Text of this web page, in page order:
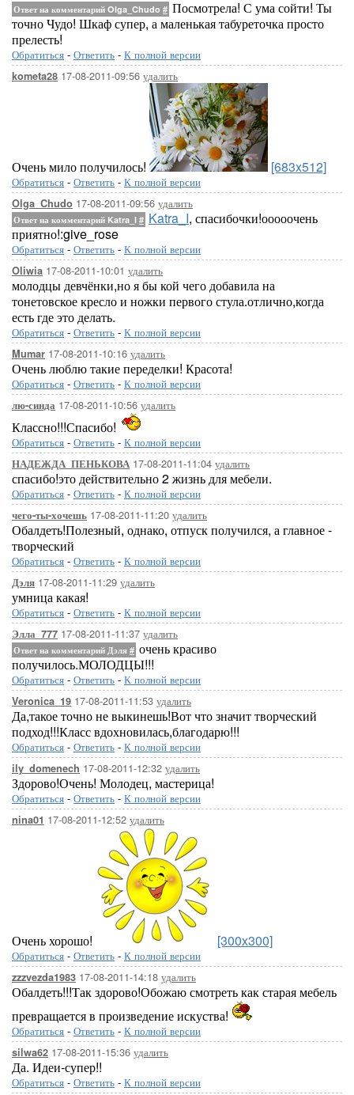
Ответ на комментарий Olga_Chudo # Посмотрела! С ума сойти! Ты
точно Чудо! Шкаф супер, а маленькая табуреточка просто
прелесть!
Обратиться - Ответить - К полной версии
kometa28 17-08-2011-09:56 удалить
Очень мило получилось! [683x512]
Обратиться - Ответить - К полной версии
Olga_Chudo 17-08-2011-09:56 удалить
Ответ на комментарий Katra_I # Katra_I, спасибочки!ооооочень
приятно!:give_rose
Обратиться - Ответить - К полной версии
Oliwia 17-08-2011-10:01 удалить
молодцы девчёнки,но я бы кой чего добавила на
тонетовское кресло и ножки первого стула.отлично,когда
есть где это делать.
Обратиться - Ответить - К полной версии
Mumar 17-08-2011-10:16 удалить
Очень люблю такие переделки! Красота!
Обратиться - Ответить - К полной версии
лю-синда 17-08-2011-10:56 удалить
Классно!!!Спасибо!
Обратиться - Ответить - К полной версии
НАДЕЖДА_ПЕНЬКОВА 17-08-2011-11:04 удалить
спасибо!это действительно 2 жизнь для мебели.
Обратиться - Ответить - К полной версии
чего-ты-хочешь 17-08-2011-11:20 удалить
Обалдеть!Полезный, однако, отпуск получился, а главное -
творческий
Обратиться - Ответить - К полной версии
Дэля 17-08-2011-11:29 удалить
умница какая!
Обратиться - Ответить - К полной версии
Элла_777 17-08-2011-11:37 удалить
Ответ на комментарий Дэля # очень красиво
получилось.МОЛОДЦЫ!!!
Обратиться - Ответить - К полной версии
Veronica_19 17-08-2011-11:53 удалить
Да,такое точно не выкинешь!Вот что значит творческий
подход!!!Класс вдохновилась,благодарю!!!
Обратиться - Ответить - К полной версии
ily_domenech 17-08-2011-12:32 удалить
Здорово!Очень! Молодец, мастерица!
Обратиться - Ответить - К полной версии
nina01 17-08-2011-12:52 удалить
Очень хорошо! [300x300]
Обратиться - Ответить - К полной версии
zzzvezda1983 17-08-2011-14:18 удалить
Обалдеть!!!Так здорово!Обожаю смотреть как старая мебель
превращается в произведение искуства!
Обратиться - Ответить - К полной версии
silwa62 17-08-2011-15:36 удалить
Да. Идеи-супер!!
Обратиться - Ответить - К полной версии